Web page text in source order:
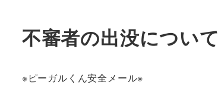
不審者の出没について
※ピーガルくん安全メール※